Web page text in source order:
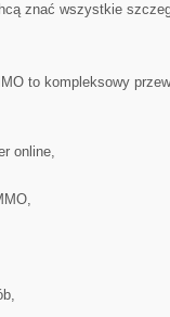
znać wszystkie
to kompleksowy
online,